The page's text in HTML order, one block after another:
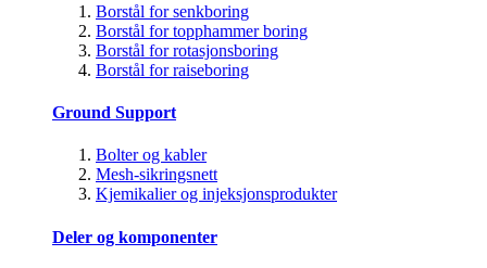
Borstål for senkboring
Borstål for topphammer boring
Borstål for rotasjonsboring
Borstål for raiseboring
Ground Support
Bolter og kabler
Mesh-sikringsnett
Kjemikalier og injeksjonsprodukter
Deler og komponenter